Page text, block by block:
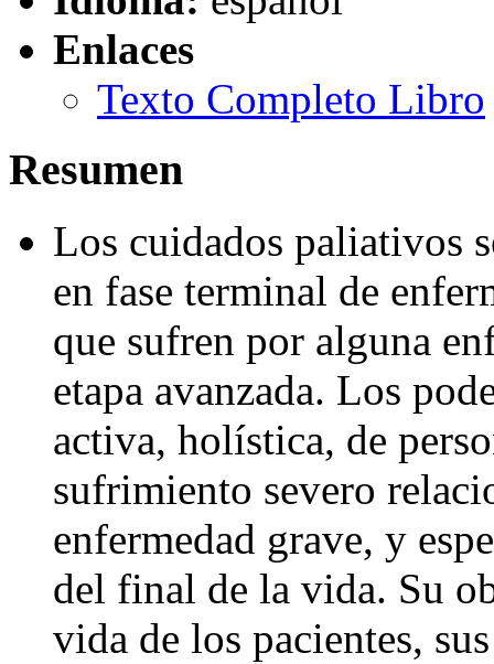
Enlaces
Texto Completo Libro
Resumen
Los cuidados paliativos
en fase terminal de
que sufren por alguna
etapa avanzada. Los
activa, holística, de
sufrimiento severo
enfermedad grave, y
del final de la vida. Su
vida de los pacientes,